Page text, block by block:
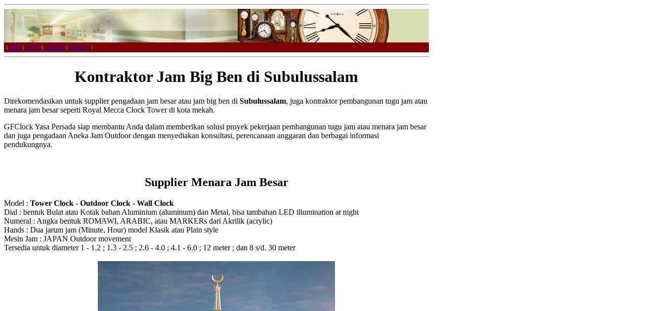
| Home | Product | Download | Contact us |
Kontraktor Jam Big Ben di Subulussalam
Direkomendasikan untuk supplier pengadaan jam besar atau jam big ben di Subulussalam, juga kontraktor pembangunan tugu jam atau
menara jam besar seperti Royal Mecca Clock Tower di kota mekah.
GFClock Yasa Persada siap membantu Anda dalam memberikan solusi proyek pekerjaan pembangunan tugu jam atau menara jam besar
dan juga pengadaan Aneka Jam Outdoor dengan menyediakan konsultasi, perencanaan anggaran dan berbagai informasi
pendukungnya.
Supplier Menara Jam Besar
Model : Tower Clock - Outdoor Clock - Wall Clock
Dial : bentuk Bulat atau Kotak bahan Aluminium (aluminum) dan Metal, bisa tambahan LED illumination at night
Numeral : Angka bentuk ROMAWI, ARABIC, atau MARKERs dari Akrilik (acrylic)
Hands : Dua jarum jam (Minute, Hour) model Klasik atau Plain style
Mesin Jam : JAPAN Outdoor movement
Tersedia untuk diameter 1 - 1.2 ; 1.3 - 2.5 ; 2.6 - 4.0 ; 4.1 - 6.0 ; 12 meter ; dan 8 s/d. 30 meter